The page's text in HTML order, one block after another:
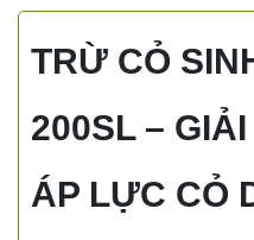
TRỪ CỎ
200SL –
ÁP LỰC CỎ